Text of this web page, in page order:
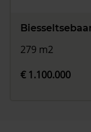
279 m2
€ 1.100.000